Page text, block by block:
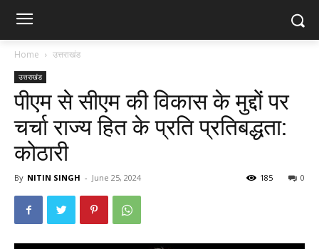
Home उत्तराखंड
उत्तराखंड
पीएम से सीएम की विकास के मुद्दों पर
चर्चा राज्य हित के प्रति प्रतिबद्धता:
कोठारी
By NITIN SINGH - June 25, 2024 0
185